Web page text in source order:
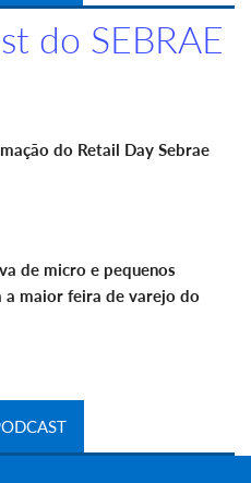
do SEBRAE
do Retail Day Sebrae
de micro e pequenos
a maior feira de varejo do